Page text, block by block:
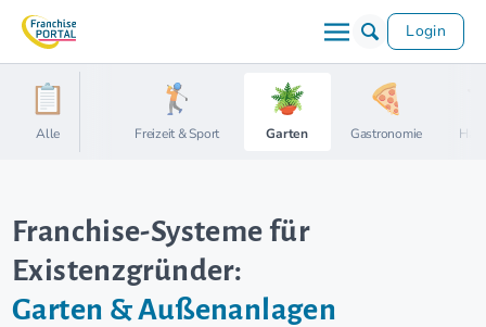
Login
AlleFitness Freizeit & Sport Garten Gastronomie
Franchise-Systeme für
Existenzgründer:
Garten & Außenanlagen